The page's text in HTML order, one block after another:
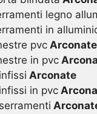
legno
in
pvcArconate
in pvc
Arconate
in pvc